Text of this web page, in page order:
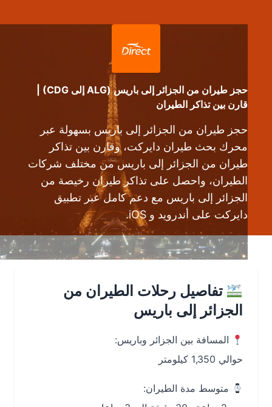
حجز طيران من الجزائر إلى باريس (ALG إلى CDG) |
قارن بين تذاكر الطيران
حجز طيران من الجزائر إلى باريس بسهولة عبر
محرك بحث طيران دايركت، وقارن بين تذاكر
طيران من الجزائر إلى باريس من مختلف شركات
الطيران، واحصل على تذاكر طيران رخيصة من
الجزائر إلى باريس مع دعم كامل عبر تطبيق
دايركت على أندرويد و iOS.
تفاصيل رحلات الطيران من
الجزائر إلى باريس
المسافة بين الجزائر وباريس:
حوالي 1,350 كيلومتر
متوسط مدة الطيران: